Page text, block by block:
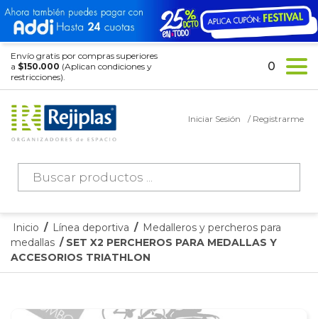
Envío gratis por compras superiores
a $150.000 (Aplican condiciones y
restricciones).
Búsqueda
productos
Iniciar Sesión / Registrarme
0
Inicio / Línea deportiva / Medalleros y percheros para
medallas / SET X2 PERCHEROS PARA MEDALLAS Y
ACCESORIOS TRIATHLON